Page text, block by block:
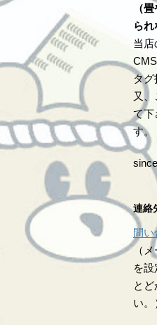
（
られ
当店
タ
又
て下
す。
連絡
問い
（メ
を
と
い。